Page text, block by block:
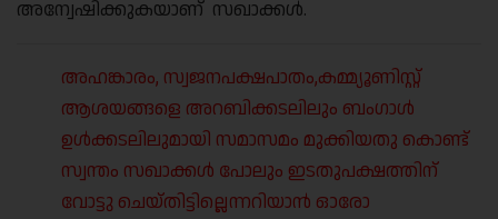
അന്വേഷിക്കുകയാണ് സഖാക്കൾ.
അഹങ്കാരം, സ്വജനപക്ഷപാതം,കമ്മ്യൂണിസ്റ്റ്
ആശയങ്ങളെ അറബിക്കടലിലും ബംഗാൾ
ഉൾക്കടലിലുമായി സമാസമം മുക്കിയതു കൊണ്ട്
സ്വന്തം സഖാക്കൾ പോലും ഇടതുപക്ഷത്തിന്
വോട്ടു ചെയ്തിട്ടില്ലെന്നറിയാൻ ഓരോ